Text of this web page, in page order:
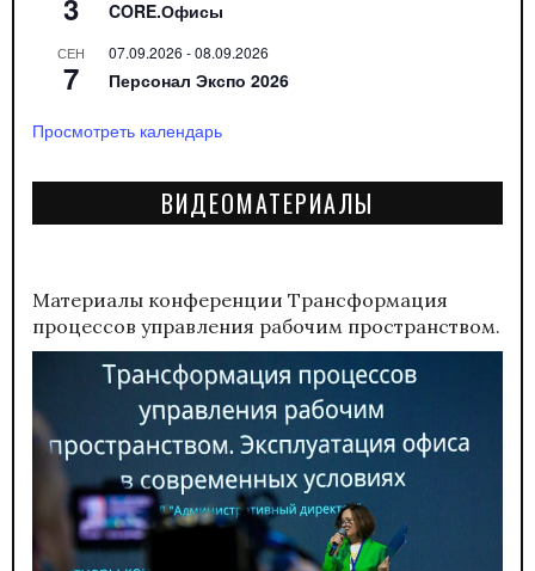
CORE.Офисы
СЕН
7
07.09.2026 -08.09.2026
Персонал Экспо 2026
Просмотреть календарь
ВИДЕОМАТЕРИАЛЫ
Материалы конференции Трансформация
процессов управления рабочим пространством.